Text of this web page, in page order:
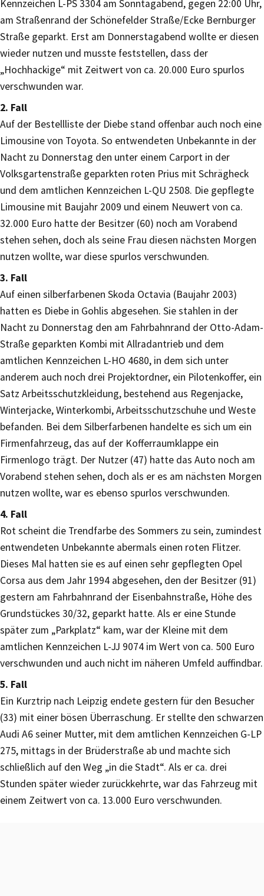
Kennzeichen L-PS 3304 am Sonntagabend, gegen 22:00 Uhr,
am Straßenrand der Schönefelder Straße/Ecke Bernburger
Straße geparkt. Erst am Donnerstagabend wollte er diesen
wieder nutzen und musste feststellen, dass der
„Hochhackige“ mit Zeitwert von ca. 20.000 Euro spurlos
verschwunden war.
2. Fall
Auf der Bestellliste der Diebe stand offenbar auch noch eine
Limousine von Toyota. So entwendeten Unbekannte in der
Nacht zu Donnerstag den unter einem Carport in der
Volksgartenstraße geparkten roten Prius mit Schrägheck
und dem amtlichen Kennzeichen L-QU 2508. Die gepflegte
Limousine mit Baujahr 2009 und einem Neuwert von ca.
32.000 Euro hatte der Besitzer (60) noch am Vorabend
stehen sehen, doch als seine Frau diesen nächsten Morgen
nutzen wollte, war diese spurlos verschwunden.
3. Fall
Auf einen silberfarbenen Skoda Octavia (Baujahr 2003)
hatten es Diebe in Gohlis abgesehen. Sie stahlen in der
Nacht zu Donnerstag den am Fahrbahnrand der Otto-Adam-
Straße geparkten Kombi mit Allradantrieb und dem
amtlichen Kennzeichen L-HO 4680, in dem sich unter
anderem auch noch drei Projektordner, ein Pilotenkoffer, ein
Satz Arbeitsschutzkleidung, bestehend aus Regenjacke,
Winterjacke, Winterkombi, Arbeitsschutzschuhe und Weste
befanden. Bei dem Silberfarbenen handelte es sich um ein
Firmenfahrzeug, das auf der Kofferraumklappe ein
Firmenlogo trägt. Der Nutzer (47) hatte das Auto noch am
Vorabend stehen sehen, doch als er es am nächsten Morgen
nutzen wollte, war es ebenso spurlos verschwunden.
4. Fall
Rot scheint die Trendfarbe des Sommers zu sein, zumindest
entwendeten Unbekannte abermals einen roten Flitzer.
Dieses Mal hatten sie es auf einen sehr gepflegten Opel
Corsa aus dem Jahr 1994 abgesehen, den der Besitzer (91)
gestern am Fahrbahnrand der Eisenbahnstraße, Höhe des
Grundstückes 30/32, geparkt hatte. Als er eine Stunde
später zum „Parkplatz“ kam, war der Kleine mit dem
amtlichen Kennzeichen L-JJ 9074 im Wert von ca. 500 Euro
verschwunden und auch nicht im näheren Umfeld auffindbar.
5. Fall
Ein Kurztrip nach Leipzig endete gestern für den Besucher
(33) mit einer bösen Überraschung. Er stellte den schwarzen
Audi A6 seiner Mutter, mit dem amtlichen Kennzeichen G-LP
275, mittags in der Brüderstraße ab und machte sich
schließlich auf den Weg „in die Stadt“. Als er ca. drei
Stunden später wieder zurückkehrte, war das Fahrzeug mit
einem Zeitwert von ca. 13.000 Euro verschwunden.